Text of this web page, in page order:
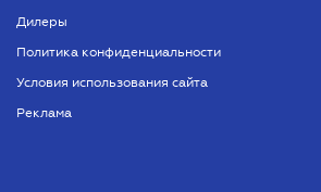
БУХГАЛТЕР
ЮРИСТ ПРОФ
Дилеры
Политика конфиденциальности
Условия использования сайта
Реклама